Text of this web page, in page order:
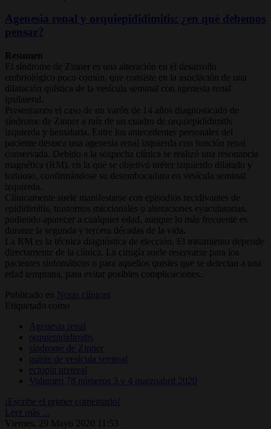
Agenesia renal y orquiepididimitis: ¿en qué debemos
pensar?
Resumen
El síndrome de Zinner es una alteración en el desarrollo
embriológico poco común, que consiste en la asociación de una
dilatación quística de la vesícula seminal con agenesia renal
ipsilateral.
Presentamos el caso de un varón de 14 años diagnosticado de
síndrome de Zinner a raíz de un cuadro de orquiepididimitis
izquierda y hematuria. Entre los antecedentes personales del
paciente destaca una agenesia renal izquierda con función renal
conservada. Debido a la sospecha clínica se realizó una resonancia
magnética (RM), en la que se objetivó uréter izquierdo dilatado y
tortuoso, confirmándose su desembocadura en vesícula seminal
izquierda.
Clínicamente suele manifestarse con episodios recidivantes de
epididimitis, trastornos miccionales o alteraciones eyaculatorias,
pudiendo aparecer a cualquier edad, aunque lo más frecuente es
durante la segunda y tercera décadas de la vida.
La RM es la técnica diagnóstica de elección. El tratamiento depende
directamente de la clínica. La cirugía suele reservarse para los
pacientes sintomáticos o para aquellos quistes que se detectan a una
edad temprana, para evitar posibles complicaciones.
Publicado en
Notas clínicas
Etiquetado como
Agenesia renal
orquiepididimitis
síndrome de Zinner
quiste de vesícula seminal
ectopia ureteral
Volumen 78 números 3 y 4 marzoabril 2020
¡Escribe el primer comentario!
Leer más ...
Viernes, 29 Mayo 2020 11:53